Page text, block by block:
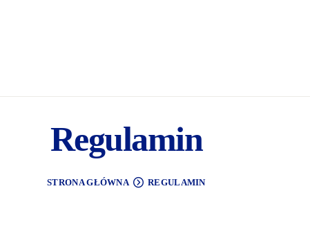
Regulamin
STRONA GŁÓWNA REGULAMIN